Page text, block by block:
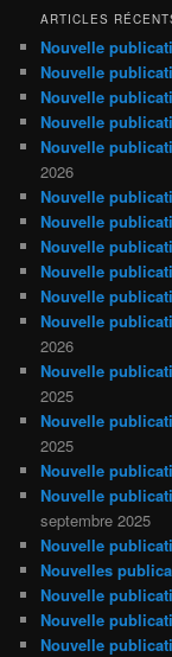
ARTICLES
Nouvelle
Nouvelle
Nouvelle
Nouvelle
Nouvelle
2026
Nouvelle
Nouvelle
Nouvelle
Nouvelle
Nouvelle
Nouvelle
2026
Nouvelle
2025
Nouvelle
2025
Nouvelle
Nouvelle
septembre 2025
Nouvelle
Nouvelles
Nouvelle
Nouvelle
Nouvelle